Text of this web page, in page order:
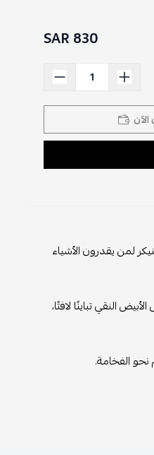
830 SAR
لمن يقدرون الأشياء
النقي تباينًا لافتًا،
الفخامة.